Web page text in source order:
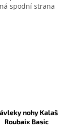
spodní strana
nohy Kalaš
Roubaix Basic